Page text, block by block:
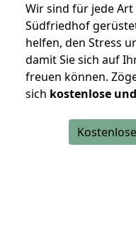
Wir sind für jede
Südfriedhof
helfen, den Stress
damit Sie sich auf
freuen können.
sich kostenlose